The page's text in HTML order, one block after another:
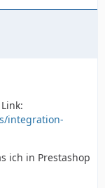
integration-
ich in Prestashop